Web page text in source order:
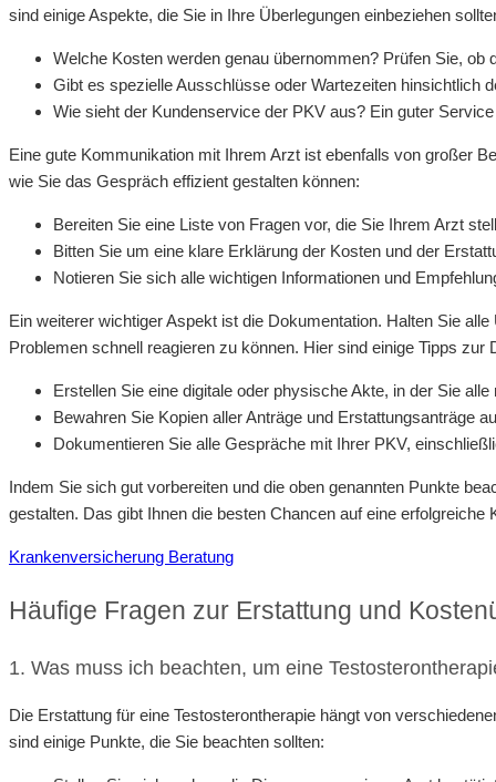
sind einige Aspekte, die Sie in Ihre Überlegungen einbeziehen
Welche Kosten werden genau übernommen? Prüfen Sie,
Gibt es spezielle Ausschlüsse oder Wartezeiten hinsichtlich
Wie sieht der Kundenservice der PKV aus? Ein guter
Eine gute Kommunikation mit Ihrem Arzt ist ebenfalls von großer
wie Sie das Gespräch effizient gestalten können:
Bereiten Sie eine Liste von Fragen vor, die Sie Ihrem Arzt
Bitten Sie um eine klare Erklärung der Kosten und der
Notieren Sie sich alle wichtigen Informationen und
Ein weiterer wichtiger Aspekt ist die Dokumentation. Halten Sie
Problemen schnell reagieren zu können. Hier sind einige Tipps zur
Erstellen Sie eine digitale oder physische Akte, in der Sie
Bewahren Sie Kopien aller Anträge und Erstattungsanträge
Dokumentieren Sie alle Gespräche mit Ihrer PKV,
Indem Sie sich gut vorbereiten und die oben genannten Punkte
gestalten. Das gibt Ihnen die besten Chancen auf eine
Krankenversicherung Beratung
Häufige Fragen zur Erstattung und
1. Was muss ich beachten, um eine
Die Erstattung für eine Testosterontherapie hängt von
sind einige Punkte, die Sie beachten sollten: